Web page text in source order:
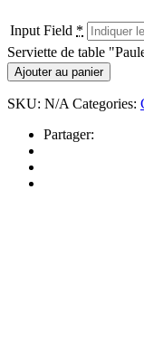
Input Field *
Serviette de table
Ajouter au panier
SKU: N/A Categories:
Partager: